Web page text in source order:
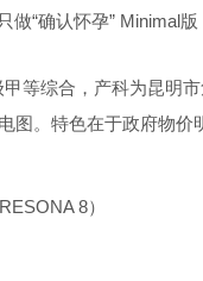
做“确认怀孕” Minimal
甲等综合，产科为昆明
图。特色在于政府物
8）